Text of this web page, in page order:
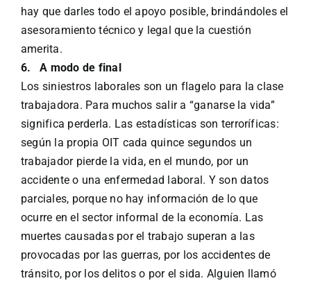
hay que darles todo el apoyo posible, brindándoles el
asesoramiento técnico y legal que la cuestión
amerita.
6.A modo de final
Los siniestros laborales son un flagelo para la clase
trabajadora. Para muchos salir a “ganarse la vida”
significa perderla. Las estadísticas son terroríficas:
según la propia OIT cada quince segundos un
trabajador pierde la vida, en el mundo, por un
accidente o una enfermedad laboral. Y son datos
parciales, porque no hay información de lo que
ocurre en el sector informal de la economía. Las
muertes causadas por el trabajo superan a las
provocadas por las guerras, por los accidentes de
tránsito, por los delitos o por el sida. Alguien llamó